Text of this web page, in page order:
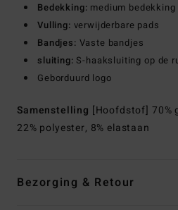
Bedekking: medium bedekking
Vulling: verwijderbare pads
Bandjes: Vaste bandjes
sluiting: S-haaksluiting op de
Geborduurd logo
Samenstelling [Hoofdstof] 70%
22% polyester, 8% elastaan
Bezorging & Retour